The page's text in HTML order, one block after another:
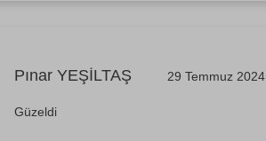
Pınar YEŞİLTAŞ 29 Temmuz 2024
Güzeldi